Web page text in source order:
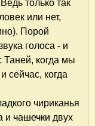
только так
или нет,
Порой
голоса - и
когда мы
сейчас, когда
чириканья
и чашечки двух